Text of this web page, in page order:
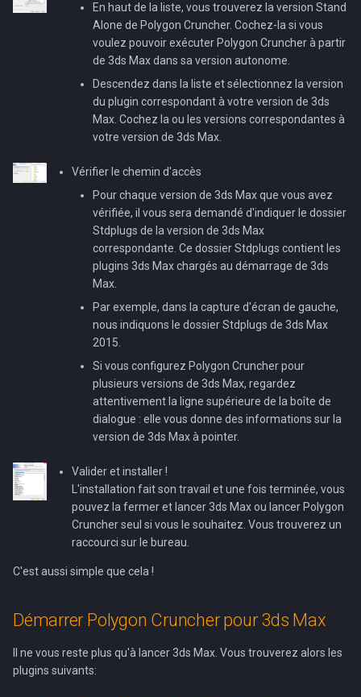
s
i
3DBrowser
En haut de la liste, vous trouverez la version Stand
Alone de Polygon Cruncher. Cochez-la si vous
voulez pouvoir exécuter Polygon Cruncher à partir
de 3ds Max dans sa version autonome.
Descendez dans la liste et sélectionnez la version
du plugin correspondant à votre version de 3ds
Max. Cochez la ou les versions correspondantes à
votre version de 3ds Max.
Vérifier le chemin d'accès
Pour chaque version de 3ds Max que vous avez
vérifiée, il vous sera demandé d'indiquer le dossier
Stdplugs de la version de 3ds Max
correspondante. Ce dossier Stdplugs contient les
plugins 3ds Max chargés au démarrage de 3ds
Max.
Par exemple, dans la capture d'écran de gauche,
nous indiquons le dossier Stdplugs de 3ds Max
2015.
Si vous configurez Polygon Cruncher pour
plusieurs versions de 3ds Max, regardez
attentivement la ligne supérieure de la boîte de
dialogue : elle vous donne des informations sur la
version de 3ds Max à pointer.
Valider et installer !
L'installation fait son travail et une fois terminée, vous
pouvez la fermer et lancer 3ds Max ou lancer Polygon
Cruncher seul si vous le souhaitez. Vous trouverez un
raccourci sur le bureau.
C'est aussi simple que cela !
Démarrer Polygon Cruncher pour 3ds Max
Il ne vous reste plus qu'à lancer 3ds Max. Vous trouverez alors les
plugins suivants: